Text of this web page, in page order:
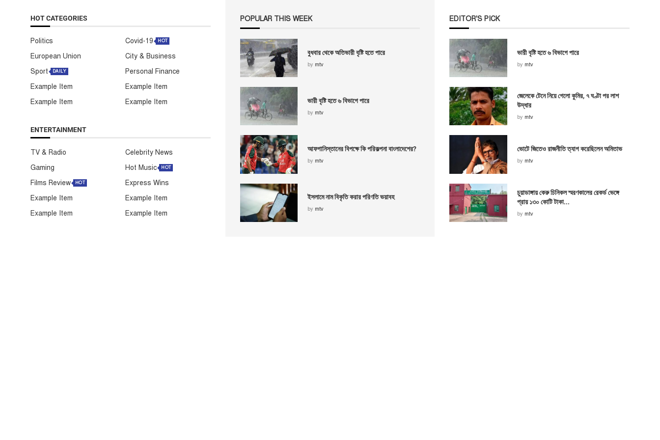
HOT CATEGORIES
Politics Covid-19 HOT
European Union
City & Business
Sport
DAILY
Personal Finance
Example Item
Example Item
Example Item
Example Item
ENTERTAINMENT
TV & Radio
Celebrity News
Gaming
Hot Music HOT
Films Review HOT
Express Wins
Example Item
Example Item
Example Item
Example Item
POPULAR THIS WEEK
বুধবার থেকে অতিভারী বৃষ্টি হতে পারে
by mtv
ভারী বৃষ্টি হতে ৬ বিভাগে পারে
by mtv
আফগানিস্তানের বিপক্ষে কি পরিকল্পনা বাংলাদেশের?
by mtv
ইসলামে নাম বিকৃতি করার পরিণতি ভয়াবহ
by mtv
EDITOR'S PICK
ভারী বৃষ্টি হতে ৬ বিভাগে পারে
by mtv
জেলেকে টেনে নিয়ে গেলো কুমির, ৭ ঘণ্টা পর লাশ
উদ্ধার
by mtv
ভোটে জিতেও রাজনীতি ত্যাগ করেছিলেন অমিতাভ
by mtv
চুয়াডাঙ্গায় কেরু চিনিকল স্মরণকালের রেকর্ড ভেঙ্গে
প্রায় ১৩০ কোটি টাকা...
by mtv